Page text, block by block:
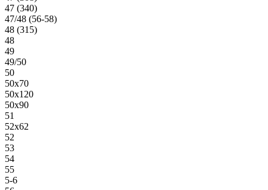
47 (340)
47/48 (56-58)
48 (315)
48
49
49/50
50
50х70
50х120
50х90
51
52х62
52
53
54
55
5-6